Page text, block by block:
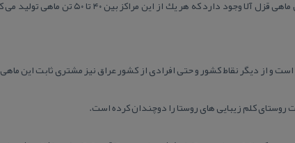
در این منطقه بیش از ۹ مركز پرورش ماهی قزل
و از دیگر نقاط كشور و حتی افرادی از كشور عراق نیز مشتری ثابت این
روستای كلم زیبایی های روستا را دوچندان كرده است.